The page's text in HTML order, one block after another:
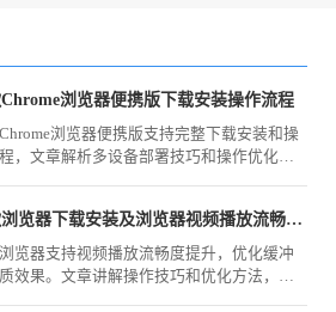
浏览器便携版下载安装操作流程
浏览器便携版支持完整下载安装和操
，文章解析多设备部署技巧和操作优化方
谷歌浏览器下载安装及浏览器视频播放流畅度提升方法
览器支持视频播放流畅度提升，优化缓冲
效果。文章讲解操作技巧和优化方法，让